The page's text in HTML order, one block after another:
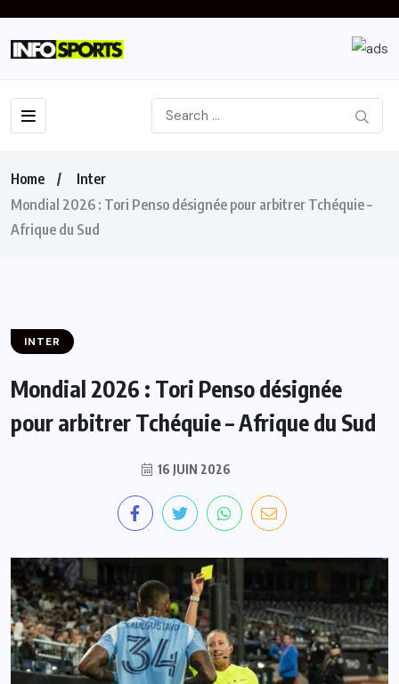
Home
Inter
Mondial 2026 : Tori Penso désignée pour arbitrer Tchéquie –
Afrique du Sud
INTER
Mondial 2026 : Tori Penso désignée
pour arbitrer Tchéquie – Afrique du Sud
16 JUIN 2026